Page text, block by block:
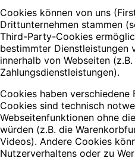
Cookies können von uns
Drittunternehmen stammen
Third-Party-Cookies
bestimmter Dienstleistungen
innerhalb von Webseiten
Zahlungsdienstleistungen).
Cookies haben verschiedene
Cookies sind technisch
Webseitenfunktionen ohne
würden (z.B. die
Videos). Andere Cookies
Nutzerverhaltens oder zu